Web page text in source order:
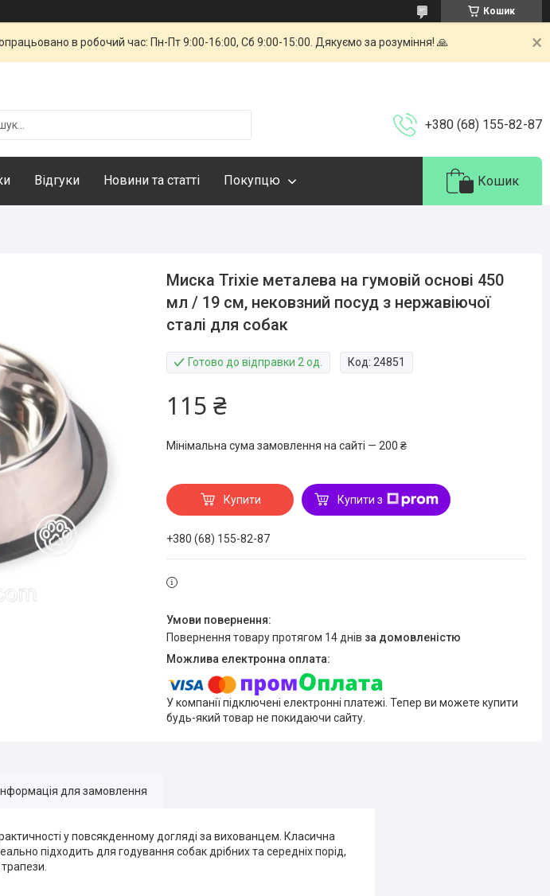
Кошик
в робочий час: Пн-Пт 9:00-16:00, Сб 9:00-15:00. Дякуємо за розуміння! 🙏
+380 (68) 155-82-87
Відгуки Новини та статті Покупцю Кошик
Миска Trixie металева на гумовій основі 450
мл / 19 см, нековзний посуд з нержавіючої
сталі для собак
Готово до відправки 2 од. Код: 24851
115 ₴
Мінімальна сума замовлення на сайті — 200 ₴
Купити Купити з
+380 (68) 155-82-87
повернення товару протягом 14 днів за домовленістю
У компанії підключені електронні платежі. Тепер ви можете купити
будь-який товар не покидаючи сайту.
Інформація для замовлення
у повсякденному догляді за вихованцем. Класична
підходить для годування собак дрібних та середніх порід,
трапези.